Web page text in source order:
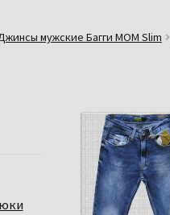
мужские Багги МОМ Slim